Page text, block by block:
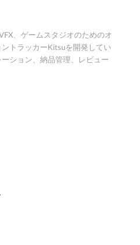
、ゲームスタジオのためのオ
トラッカーKitsuを開発してい
ション、納品管理、レビュー